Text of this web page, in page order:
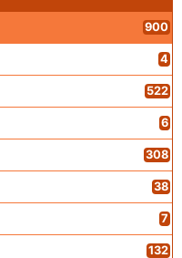
900
4
522
6
308
38
7
132